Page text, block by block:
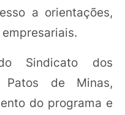
a orientações,
Sindicato dos
Patos de Minas,
do programa e